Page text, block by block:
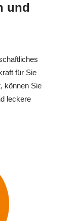
und
für Sie
können Sie
leckere